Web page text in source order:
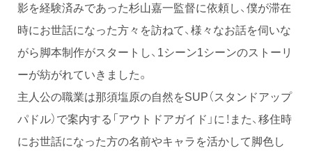
影を経験済みであった杉山嘉一監督に依頼し、僕が滞在
時にお世話になった方々を訪ねて、様々なお話を伺いな
がら脚本制作がスタートし、1シーン1シーンのストーリ
ーが紡がれていきました。
主人公の職業は那須塩原の自然をSUP（スタンドアップ
パドル）で案内する「アウトドアガイド」に！また、移住時
にお世話になった方の名前やキャラを活かして脚色し